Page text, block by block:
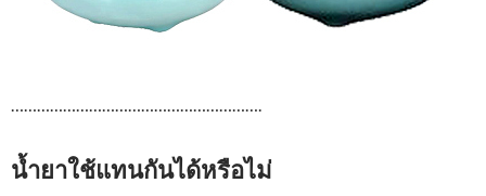
น้ำยาใช้แทนกันได้หรือไม่